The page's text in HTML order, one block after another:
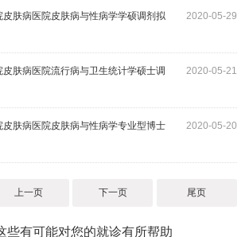
肤病医院皮肤病与性病学学硕调剂拟
2020-05-29
肤病医院流行病与卫生统计学硕士调
2020-05-21
肤病医院皮肤病与性病学专业型博士
2020-05-20
上一页 下一页 尾页
些有可能对您的就诊有所帮助